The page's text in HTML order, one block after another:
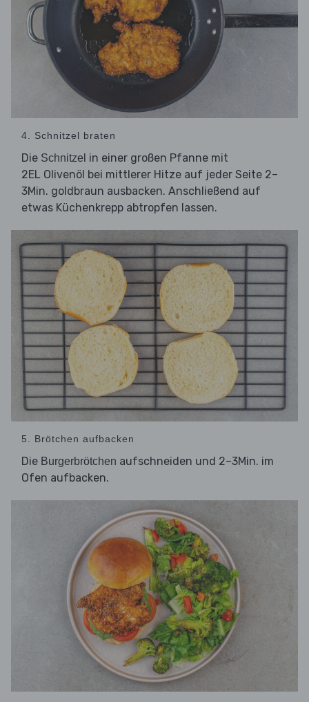
4. Schnitzel braten
Die Schnitzel in einer großen Pfanne mit
2EL Olivenöl bei mittlerer Hitze auf jeder Seite 2–
3Min. goldbraun ausbacken. Anschließend auf
etwas Küchenkrepp abtropfen lassen.
5. Brötchen aufbacken
Die Burgerbrötchen aufschneiden und 2–3Min. im
Ofen aufbacken.